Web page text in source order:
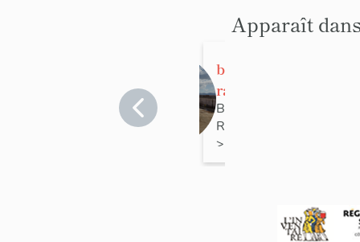
Apparaît
bassin de
radoub dit
forme 10
Bouches-du-
Rhône
>
Marseille 16e